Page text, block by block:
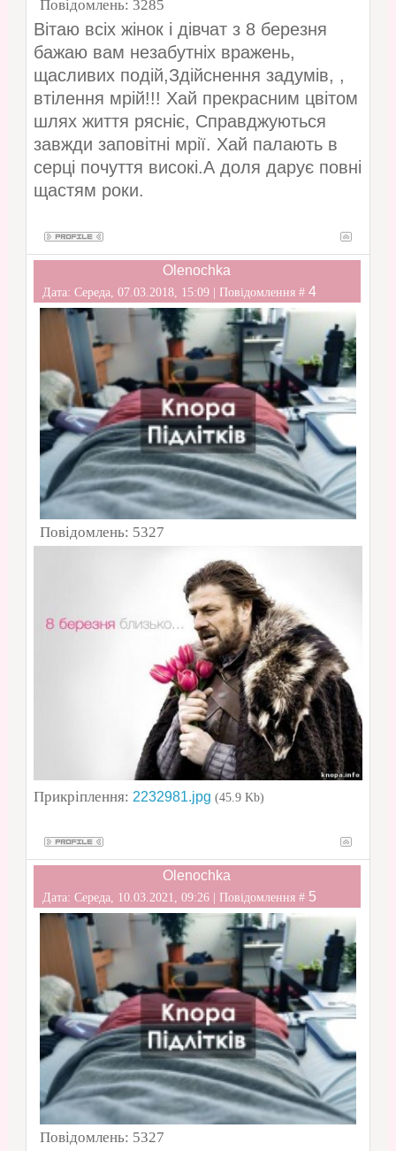
Повідомлень: 3285
Вітаю всіх жінок і дівчат з 8 березня
бажаю вам незабутніх вражень,
щасливих подій,Здійснення задумів, ,
втілення мрій!!! Хай прекрасним цвітом
шлях життя рясніє, Справджуються
завжди заповітні мрії. Хай палають в
серці почуття високі.А доля дарує повні
щастям роки.
Olenochka
Дата: Середа, 07.03.2018, 15:09 | Повідомлення # 4
Повідомлень: 5327
Прикріплення: 2232981.jpg (45.9 Kb)
Olenochka
Дата: Середа, 10.03.2021, 09:26 | Повідомлення # 5
Повідомлень: 5327